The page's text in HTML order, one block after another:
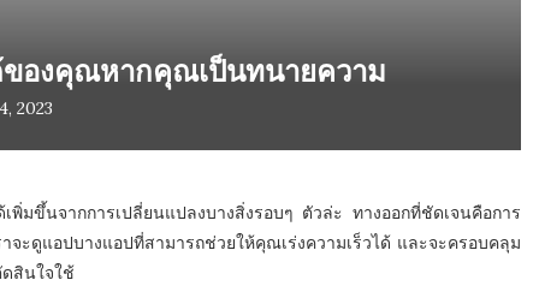
ของคุณหากคุณเป็นทนายความ
2023
มขึ้นจากการเปลี่ยนแปลงบางสิ่งรอบๆ ตัวล่ะ ทางออกที่ชัดเจนคือการ
ดูแอปบางแอปที่สามารถช่วยให้คุณเร่งความเร็วได้ และจะครอบคลุม
สินใจใช้